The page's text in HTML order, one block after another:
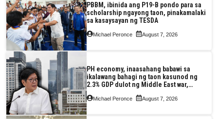
PBBM, ibinida ang P19-B pondo para sa
scholarship ngayong taon, pinakamalaki
sa kasaysayan ng TESDA
Michael Peronce August 7, 2026
PH economy, inaasahang babawi sa
ikalawang bahagi ng taon kasunod ng
2.3% GDP dulot ng Middle East war,
pagkaantala ng public construction
Michael Peronce August 7, 2026